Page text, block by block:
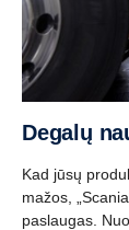
Degalų
Kad jūsų
mažos,
paslaugas.